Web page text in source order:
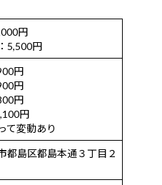
円
5,500円
円
円
円
円
て変動あり
都島区都島本通３丁目２